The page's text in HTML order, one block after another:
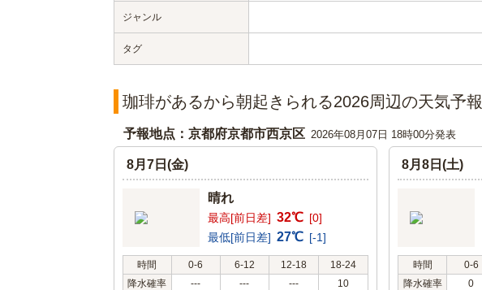
ジャンル
タグ
珈琲があるから朝起きられる2026周辺の天気予報
予報地点：京都府京都市西京区 2026年08月07日 18時00分発表
8月7日(金)
晴れ
最高[前日差] 32℃ [0]
最低[前日差] 27℃ [-1]
時間 0-6 6-12 12-18
18-24
降水確率
--- --- --- 10
8月8日(土)
時間 0-6
降水確率
0